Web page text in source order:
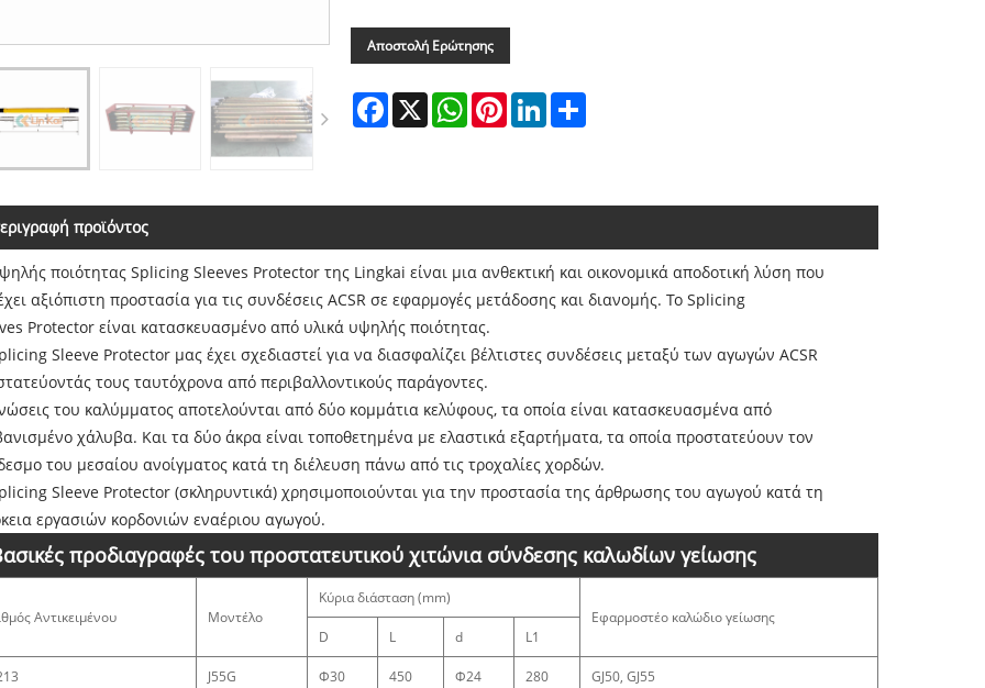
Αποστολή Ερώτησης
Facebook
X WhatsAppPinterestLinkedInShare
προϊόντος
ποιότητας Splicing Sleeves Protector της Lingkai είναι μια ανθεκτική και οικονομικά αποδοτική λύση που
αξιόπιστη προστασία για τις συνδέσεις ACSR σε εφαρμογές μετάδοσης και διανομής. Το Splicing
Protector είναι κατασκευασμένο από υλικά υψηλής ποιότητας.
Sleeve Protector μας έχει σχεδιαστεί για να διασφαλίζει βέλτιστες συνδέσεις μεταξύ των αγωγών ACSR
τους ταυτόχρονα από περιβαλλοντικούς παράγοντες.
του καλύμματος αποτελούνται από δύο κομμάτια κελύφους, τα οποία είναι κατασκευασμένα από
χάλυβα. Και τα δύο άκρα είναι τοποθετημένα με ελαστικά εξαρτήματα, τα οποία προστατεύουν τον
του μεσαίου ανοίγματος κατά τη διέλευση πάνω από τις τροχαλίες χορδών.
Sleeve Protector (σκληρυντικά) χρησιμοποιούνται για την προστασία της άρθρωσης του αγωγού κατά τη
εργασιών κορδονιών εναέριου αγωγού.
προδιαγραφές του προστατευτικού χιτώνια σύνδεσης καλωδίων γείωσης
Αντικειμένου Μοντέλο
Κύρια διάσταση (mm)
Εφαρμοστέο καλώδιο γείωσης
D
L d L1
J55G Φ30 450 Φ24 280 GJ50, GJ55